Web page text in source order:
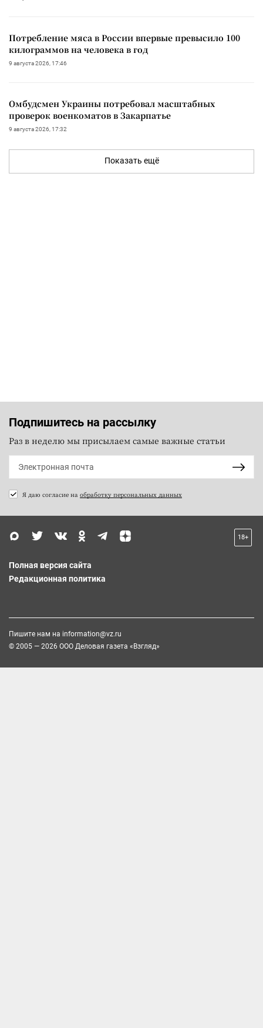
Потребление мяса в России впервые превысило 100
килограммов на человека в год
9 августа 2026, 17:46
Омбудсмен Украины потребовал масштабных
проверок военкоматов в Закарпатье
9 августа 2026, 17:32
Показать ещё
Подпишитесь на рассылку
Раз в неделю мы присылаем самые важные статьи
Я даю согласие на обработку персональных данных
18+
Полная версия сайта
Редакционная политика
Пишите нам на information@vz.ru
© 2005 — 2026 ООО Деловая газета «Взгляд»